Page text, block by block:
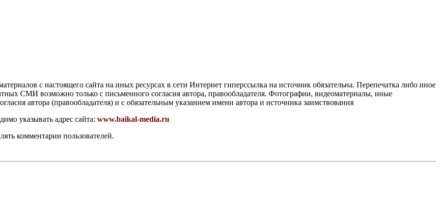
с настоящего сайта на иных ресурсах в сети Интернет гиперссылка на источник обязательна. Перепечатка либо иное
СМИ возможно только с письменного согласия автора, правообладателя. Фотографии, видеоматериалы, иные
автора (правообладателя) и с обязательным указанием имени автора и источника заимствования
указывать адрес сайта: www.baikal-media.ru
комментарии пользователей.